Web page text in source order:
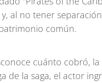
al no tener
común.
cuánto cobró,
de la saga, el actor